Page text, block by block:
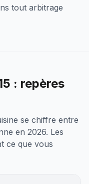
tout arbitrage
: repères
se chiffre entre
en 2026. Les
ce que vous